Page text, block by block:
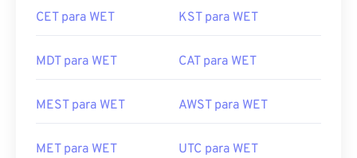
CET para WET KST para WET
MDT para WET CAT para WET
MEST para WET AWST para WET
MET para WET UTC para WET